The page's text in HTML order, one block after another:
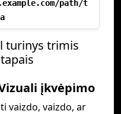
path/t
turinys trimis
įkvėpimo
vaizdo, vaizdo, ar